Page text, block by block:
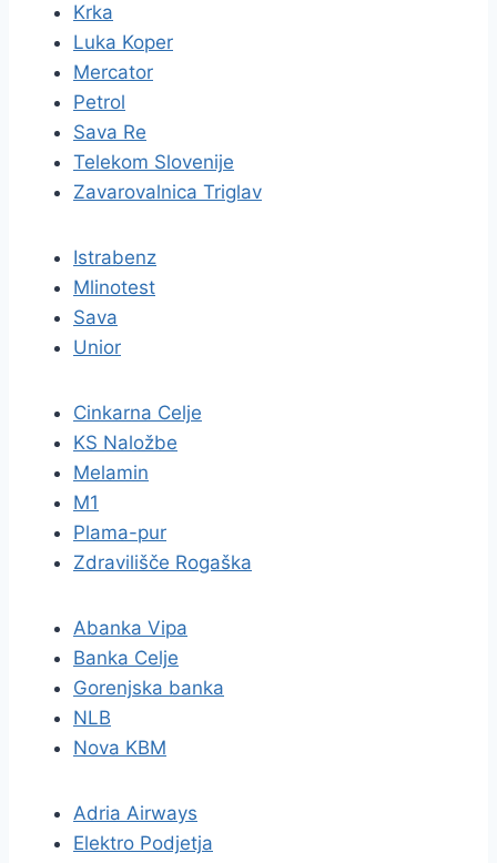
Krka
Luka Koper
Mercator
Petrol
Sava Re
Telekom Slovenije
Zavarovalnica Triglav
Istrabenz
Mlinotest
Sava
Unior
Cinkarna Celje
KS Naložbe
Melamin
M1
Plama-pur
Zdravilišče Rogaška
Abanka Vipa
Banka Celje
Gorenjska banka
NLB
Nova KBM
Adria Airways
Elektro Podjetja